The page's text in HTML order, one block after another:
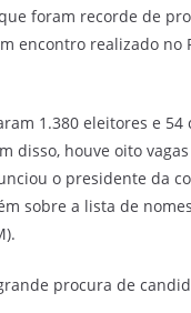
foram recorde de
encontro realizado no
1.380 eleitores e 54
disso, houve oito
o presidente da
sobre a lista de
procura de